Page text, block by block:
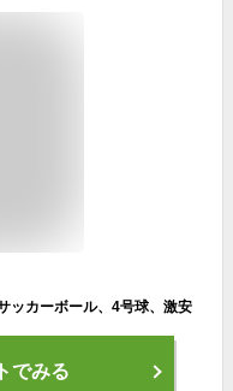
ッカーボール、4号球、激安
でみる